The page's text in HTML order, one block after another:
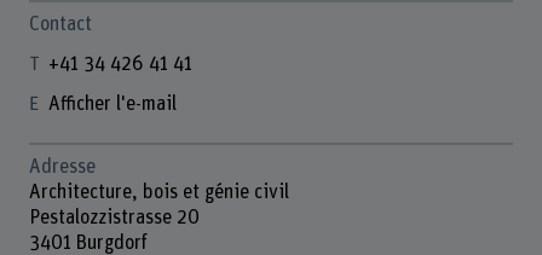
Contact
+41 34 426 41 41
Afficher l'e-mail
Adresse
Architecture, bois et génie civil
Pestalozzistrasse 20
3401 Burgdorf